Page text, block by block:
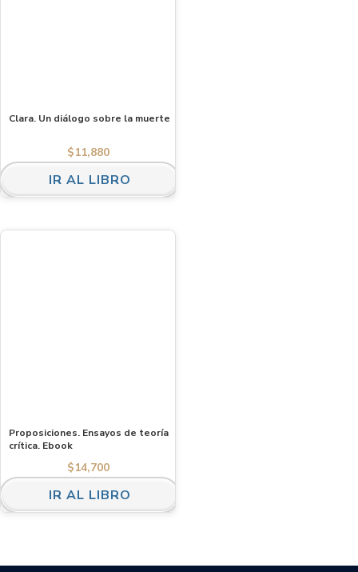
Clara. Un diálogo sobre la muerte
$11,880
IR AL LIBRO
Proposiciones. Ensayos de teoría
crítica. Ebook
$14,700
IR AL LIBRO